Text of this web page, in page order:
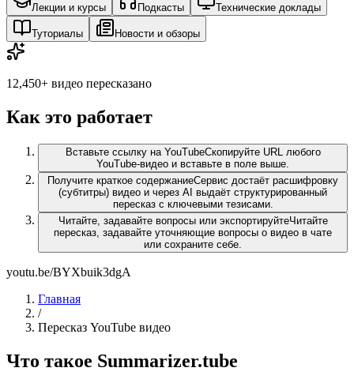
Лекции и курсы Подкасты Технические доклады
Туториалы Новости и обзоры
12,450+ видео пересказано
Как это работает
Вставьте ссылку на YouTubeСкопируйте URL любого
YouTube-видео и вставьте в поле выше.
Получите краткое содержаниеСервис достаёт расшифровку
(субтитры) видео и через AI выдаёт структурированный
пересказ с ключевыми тезисами.
Читайте, задавайте вопросы или экспортируйтеЧитайте
пересказ, задавайте уточняющие вопросы о видео в чате
или сохраните себе.
youtu.be/BYXbuik3dgA
Главная
/
Пересказ YouTube видео
Что такое Summarizer.tube